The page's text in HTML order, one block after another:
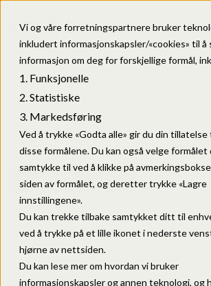
Vi og våre forretningspartnere bruker
inkludert informasjonskapsler/«cookies» til å
informasjon om deg for forskjellige formål,
Funksjonelle
Statistiske
Markedsføring
Ved å trykke «Godta alle» gir du din tillatelse
disse formålene. Du kan også velge formålet
samtykke til ved å klikke på
siden av formålet, og deretter trykke «Lagre
innstillingene».
Du kan trekke tilbake samtykket ditt til
ved å trykke på et lille ikonet i nederste
hjørne av nettsiden.
Du kan lese mer om hvordan vi bruker
informasjonskapsler og annen teknologi, og
Patent
Patentbeskyttelse sikrer enerett til
av en konkret teknisk løsning. Dette gir en
plattform for bruk, videreutvikling og for å
Kontakt oss om patent
Et patent er en registrert, håndhevbar
kommersiell utnyttelse av en konkret
løser en utfordring på en ny måte. Slik
gir ofte smartere løsninger enn det som
dag, og det vil derfor være viktig å